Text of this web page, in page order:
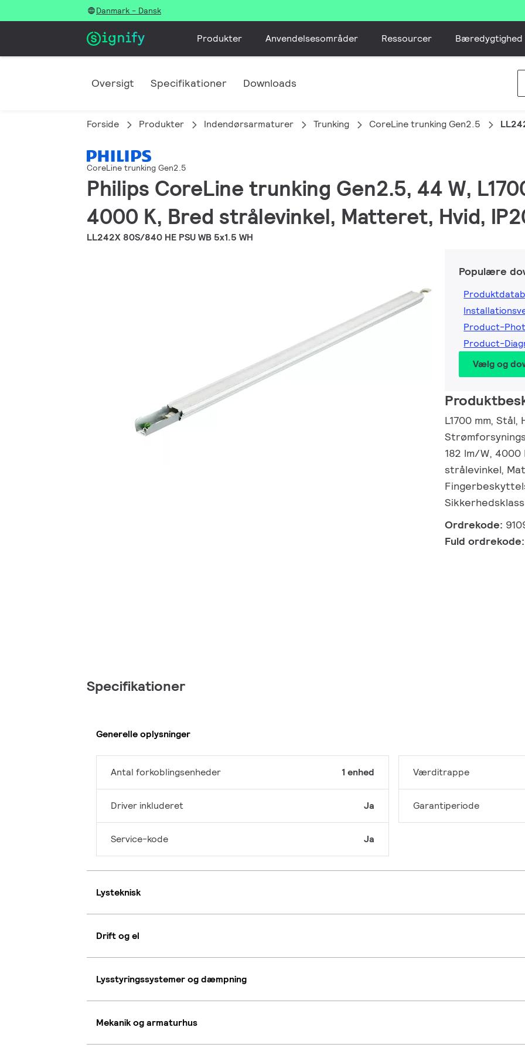
Danmark - Dansk
Produkter Anvendelsesområder Ressourcer Bæredygtighed
Oversigt Specifikationer Downloads
Forside Produkter Indendørsarmaturer Trunking CoreLine trunking Gen2.5
CoreLine trunking Gen2.5
Philips CoreLine trunking Gen2.5, 44 W,
4000 K, Bred strålevinkel, Matteret, Hvid,
LL242X 80S/840 HE PSU WB 5x1.5 WH
Populære
Product-
Product-
Vælg og
L1700 mm,
182 lm/W, 4000
strålevinkel,
Ordrekode:
Fuld
Specifikationer
Generelle oplysninger
Antal forkoblingsenheder 1 enhed
Driver inkluderet Ja
Service-kode Ja
Værditrappe
Garantiperiode
Lysteknisk
Drift og el
Lysstyringssystemer og dæmpning
Mekanik og armaturhus